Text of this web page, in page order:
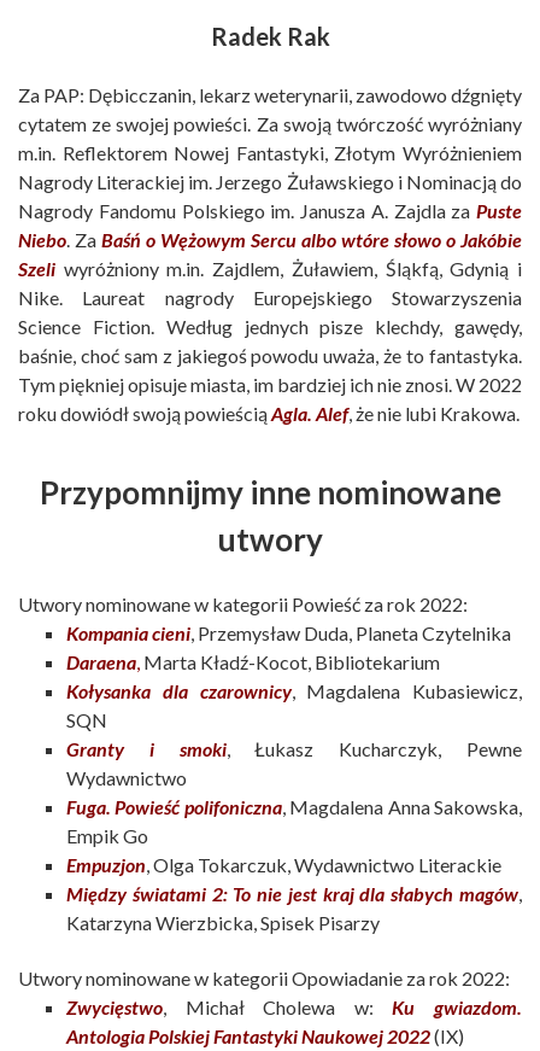
Radek Rak
Za PAP: Dębicczanin, lekarz weterynarii, zawodowo dźgnięty
cytatem ze swojej powieści. Za swoją twórczość wyróżniany
m.in. Reflektorem Nowej Fantastyki, Złotym Wyróżnieniem
Nagrody Literackiej im. Jerzego Żuławskiego i Nominacją do
Nagrody Fandomu Polskiego im. Janusza A. Zajdla za Puste
Niebo. Za Baśń o Wężowym Sercu albo wtóre słowo o Jakóbie
Szeli wyróżniony m.in. Zajdlem, Żuławiem, Śląkfą, Gdynią i
Nike. Laureat nagrody Europejskiego Stowarzyszenia
Science Fiction. Według jednych pisze klechdy, gawędy,
baśnie, choć sam z jakiegoś powodu uważa, że to fantastyka.
Tym piękniej opisuje miasta, im bardziej ich nie znosi. W 2022
roku dowiódł swoją powieściąAgla. Alef, że nie lubi Krakowa.
Przypomnijmy inne nominowane
utwory
Utwory nominowane w kategorii Powieść za rok 2022:
Kompania cieni, Przemysław Duda, Planeta Czytelnika​
Daraena, Marta Kładź-Kocot, Bibliotekarium​
Kołysanka dla czarownicy, Magdalena Kubasiewicz,
SQN​
Granty i smoki, Łukasz Kucharczyk, Pewne
Wydawnictwo​
Fuga. Powieść polifoniczna, Magdalena Anna Sakowska,
Empik Go​
Empuzjon, Olga Tokarczuk, Wydawnictwo Literackie​
Między światami 2: To nie jest kraj dla słabych magów,
Katarzyna Wierzbicka, Spisek Pisarzy​
Utwory nominowane w kategorii Opowiadanie za rok 2022:
Zwycięstwo, Michał Cholewa w:Ku gwiazdom.
Antologia Polskiej Fantastyki Naukowej 2022(IX)​